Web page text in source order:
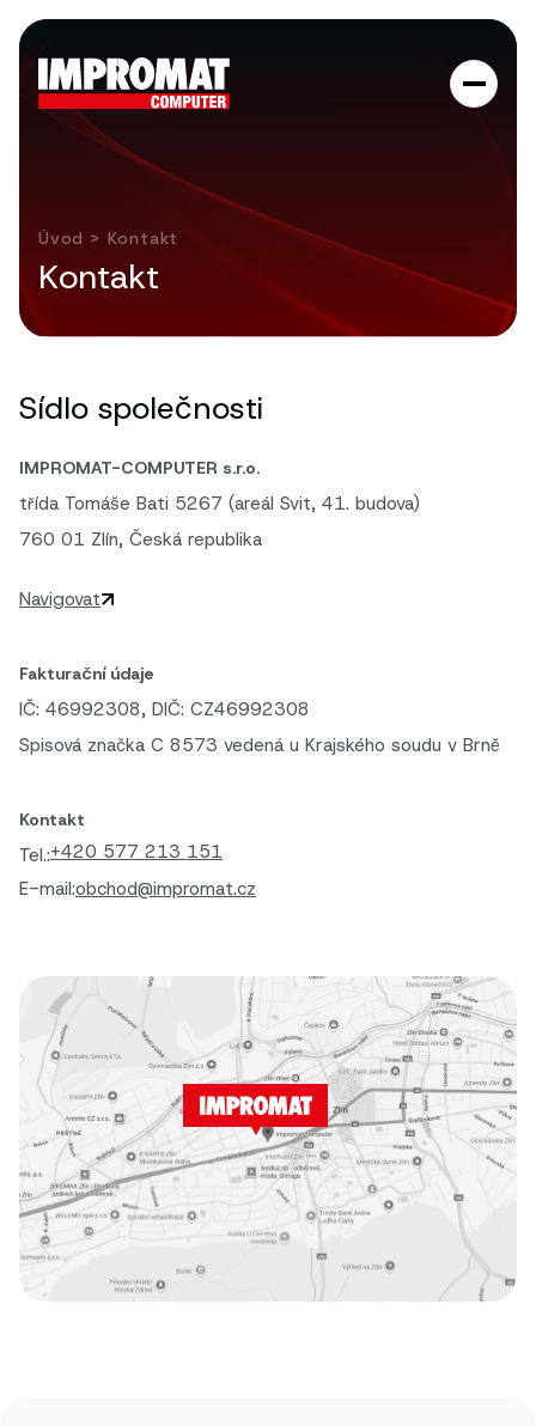
Úvod > Kontakt
Kontakt
Sídlo společnosti
IMPROMAT-COMPUTER s.r.o.
třída Tomáše Bati 5267 (areál Svit, 41. budova)
760 01 Zlín, Česká republika
Navigovat
Fakturační údaje
IČ: 46992308, DIČ: CZ46992308
Spisová značka C 8573 vedená u Krajského soudu v Brně
Kontakt
Tel.:+420 577 213 151
E-mail:obchod@impromat.cz